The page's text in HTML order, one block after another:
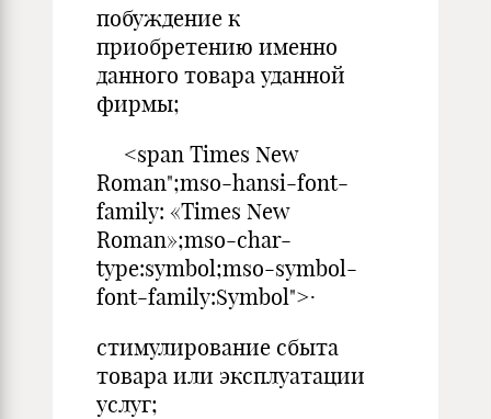
побуждение к
приобретению именно
данного товара уданной
фирмы;
<span Times New
Roman";mso-hansi-font-
family: «Times New
Roman»;mso-char-
type:symbol;mso-symbol-
font-family:Symbol">·
стимулирование сбыта
товара или эксплуатации
услуг;